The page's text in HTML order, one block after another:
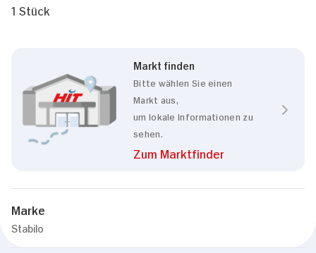
1 Stück
Markt finden
Bitte wählen Sie einen
Markt aus,
um lokale Informationen zu
sehen.
Zum Marktfinder
Marke
Stabilo